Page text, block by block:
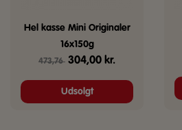
Hel kasse Mini Originaler
16x150g
473,76 Den
pris
304,00 kr.Den
Udsolgt